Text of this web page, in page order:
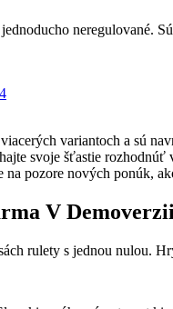
variantoch a sú
svoje šťastie rozhodnúť
na pozore nových ponúk,
V
rulety s jednou nulou.